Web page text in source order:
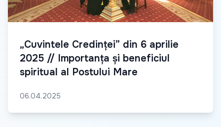
„Cuvintele Credinței” din 6 aprilie
2025 // Importanța și beneficiul
spiritual al Postului Mare
06.04.2025